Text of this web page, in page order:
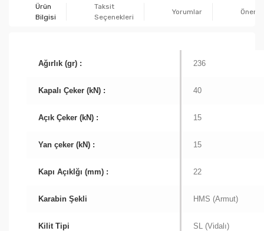
Ürün
Bilgisi
Taksit
Seçenekleri
Yorumlar
Ağırlık (gr) : 236
Kapalı Çeker (kN) : 40
Açık Çeker (kN) : 15
Yan çeker (kN) : 15
Kapı Açıklğı (mm) : 22
Karabin Şekli HMS (Armut)
Kilit Tipi SL (Vidalı)